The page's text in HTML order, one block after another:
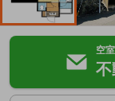
空
不